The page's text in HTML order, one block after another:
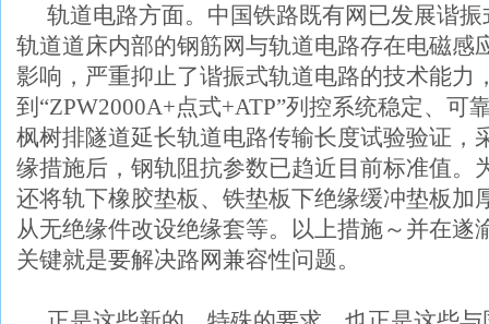
轨道电路方面。中国铁路既有网已发展谐
轨道道床内部的钢筋网与轨道电路存在电磁感
影响，严重抑止了谐振式轨道电路的技术能力
到“ZPW2000A+点式+ATP”列控系统稳定、可
枫树排隧道延长轨道电路传输长度试验验证，
缘措施后，钢轨阻抗参数已趋近目前标准值。
还将轨下橡胶垫板、铁垫板下绝缘缓冲垫板加
从无绝缘件改设绝缘套等。以上措施～并在遂
关键就是要解决路网兼容性问题。